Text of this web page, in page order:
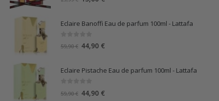
initial
actuel
Eclaire Banoffi Eau de parfum 100ml - Lattafa
sur 5
59,90€ Le
initial
44,90 €
actuel
Eclaire Pistache Eau de parfum 100ml - Lattafa
59,90€ Le
44,90 €